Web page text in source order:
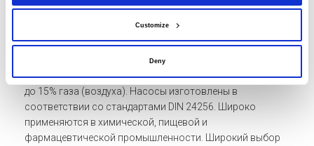
Customize
Deny
Версия HD работает преимущественно с
малозагрязненными жидкостями. Версии HG и RS
способны перекачивать высоковязкие агрессивные
жидкости со взвесями, а также жидкости, содержащие
до 15% газа (воздуха). Насосы изготовлены в
соответствии со стандартами DIN 24256. Широко
применяются в химической, пищевой и
фармацевтической промышленности. Широкий выбор